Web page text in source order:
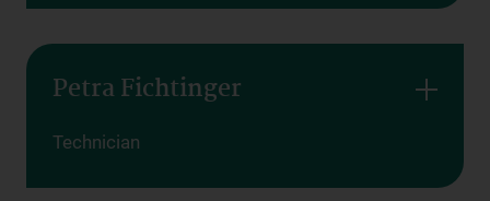
Petra Fichtinger
Technician